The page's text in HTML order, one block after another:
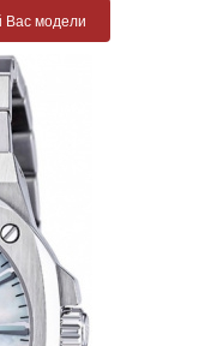
Вас модели